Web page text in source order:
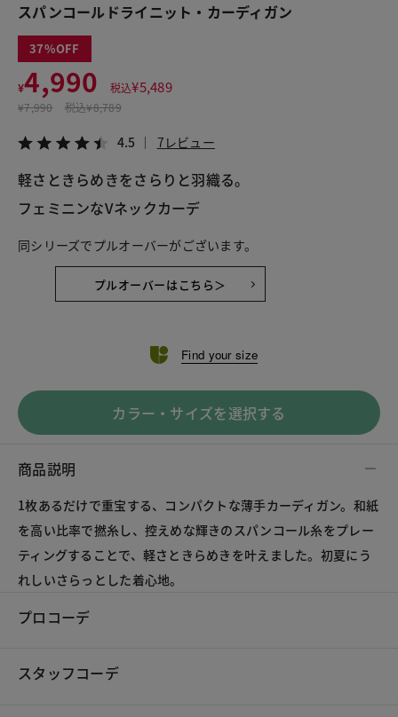
スパンコールドライニット・カーディガン
37
¥4,990 税込¥5,489
¥7,990 税込¥8,789
4.5 7レビュー
軽さときらめきをさらりと羽織る。
フェミニンなVネックカーデ
同シリーズでプルオーバーがございます。
プルオーバーはこちら＞
Find your size
カラー・サイズを選択する
商品説明
1枚あるだけで重宝する、コンパクトな薄手カーディガン。和紙
を高い比率で撚糸し、控えめな輝きのスパンコール糸をプレー
ティングすることで、軽さときらめきを叶えました。初夏にう
れしいさらっとした着心地。
プロコーデ
スタッフコーデ
スパンコールドライニット・カーディガン